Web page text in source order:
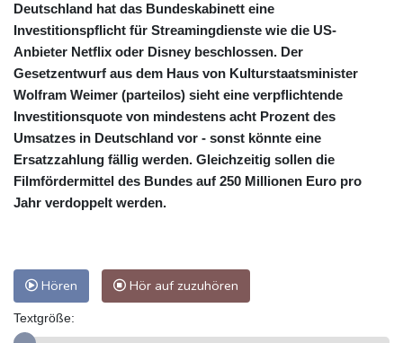
Deutschland hat das Bundeskabinett eine
Investitionspflicht für Streamingdienste wie die US-
Anbieter Netflix oder Disney beschlossen. Der
Gesetzentwurf aus dem Haus von Kulturstaatsminister
Wolfram Weimer (parteilos) sieht eine verpflichtende
Investitionsquote von mindestens acht Prozent des
Umsatzes in Deutschland vor - sonst könnte eine
Ersatzzahlung fällig werden. Gleichzeitig sollen die
Filmfördermittel des Bundes auf 250 Millionen Euro pro
Jahr verdoppelt werden.
Hören Hör auf zuzuhören
Textgröße: